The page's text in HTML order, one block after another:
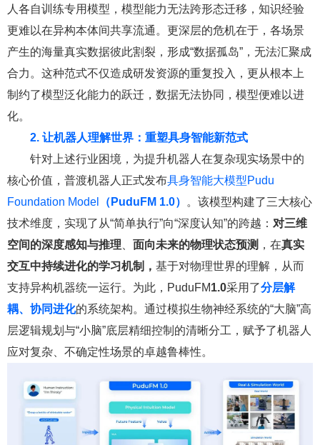
人各自训练专用模型，模型能力无法跨形态迁移，知识经验
更难以在异构本体间共享流通。更深层的危机在于，各场景
产生的海量真实数据彼此割裂，形成“数据孤岛”，无法汇聚成
合力。这种范式不仅造成研发资源的重复投入，更从根本上
制约了模型泛化能力的跃迁，数据无法协同，模型便难以进
化。
2. 让机器人理解世界：重塑具身智能新范式
针对上述行业困境，为提升机器人在复杂现实场景中的
核心价值，普渡机器人正式发布具身智能大模型Pudu
Foundation Model
（PuduFM 1.0）
。该模型构建了三大核心
技术维度，实现了从“简单执行”向“深度认知”的跨越： 对三维
空间的深度感知与推理
面向未来的物理状态预测 ，在真实
交互中持续进化的学习机制， 基于对物理世界的理解，从而
支持异构机器统一运行。为此，PuduFM1.0采用了分层解
耦、协同进化的系统架构。通过模拟生物神经系统的“大脑”高
层逻辑规划与“小脑”底层精细控制的清晰分工，赋予了机器人
应对复杂、不确定性场景的卓越鲁棒性。